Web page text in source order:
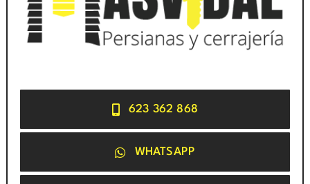
623 362 868
WHATSAPP